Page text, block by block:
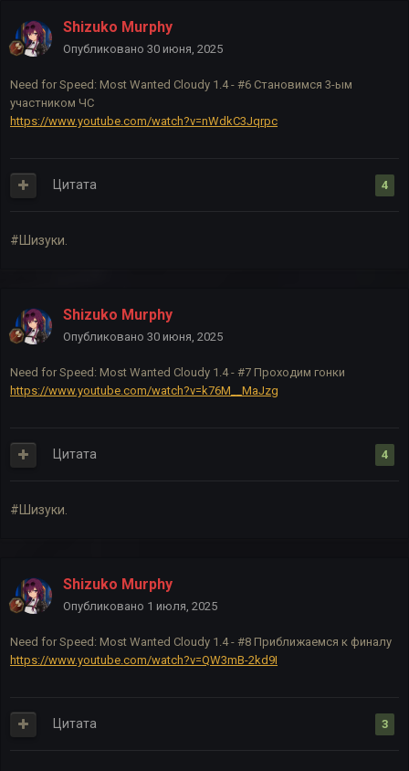
Shizuko Murphy
Опубликовано 30 июня, 2025
Need for Speed: Most Wanted Cloudy 1.4 - #6 Становимся 3-ым
участником ЧC
https://www.youtube.com/watch?v=nWdkC3Jqrpc
4
Цитата
#Шизуки.
Shizuko Murphy
Опубликовано 30 июня, 2025
Need for Speed: Most Wanted Cloudy 1.4 - #7 Проходим гонки
https://www.youtube.com/watch?v=k76M__MaJzg
4
Цитата
#Шизуки.
Shizuko Murphy
Опубликовано 1 июля, 2025
Need for Speed: Most Wanted Cloudy 1.4 - #8 Приближаемся к финалу
https://www.youtube.com/watch?v=QW3mB-2kd9I
3
Цитата